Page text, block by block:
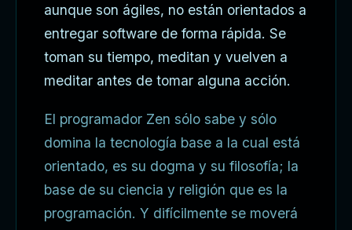
aunque son ágiles, no están orientados a
entregar software de forma rápida. Se
toman su tiempo, meditan y vuelven a
meditar antes de tomar alguna acción.
El programador Zen sólo sabe y sólo
domina la tecnología base a la cual está
orientado, es su dogma y su filosofía; la
base de su ciencia y religión que es la
programación. Y difícilmente se moverá